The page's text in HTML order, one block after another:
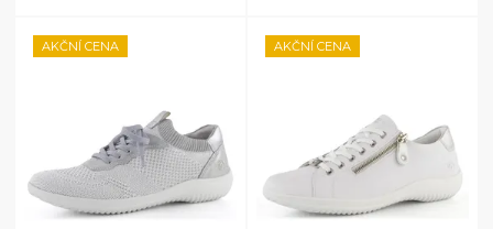
AKČNÍ CENA AKČNÍ CENA